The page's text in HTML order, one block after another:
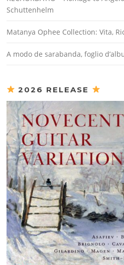
Schuttenhelm
Matanya Ophee Collection: Vita,
A modo de sarabanda, foglio
2026 RELEASE